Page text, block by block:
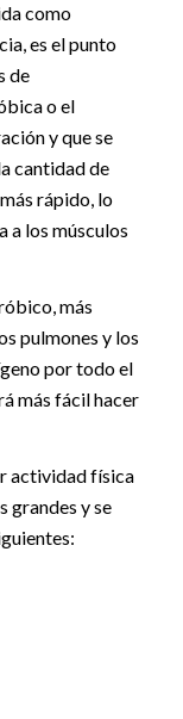
como
es el punto
de
o el
y que se
cantidad de
rápido, lo
a los músculos
más
pulmones y los
por todo el
más fácil hacer
actividad física
grandes y se